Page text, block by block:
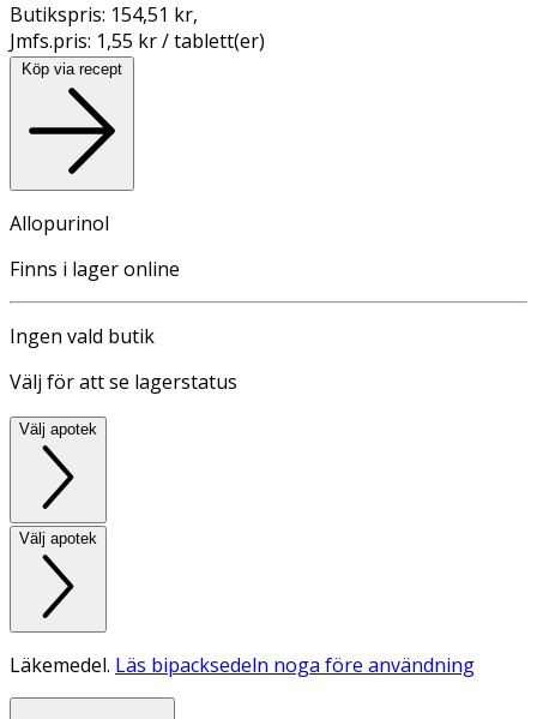
Butikspris: 154,51 kr,
Jmfs.pris: 1,55 kr / tablett(er)
Köp via recept
Allopurinol
Finns i lager online
Ingen vald butik
Välj för att se lagerstatus
Välj apotek
Välj apotek
Läkemedel. Läs bipacksedeln noga före användning